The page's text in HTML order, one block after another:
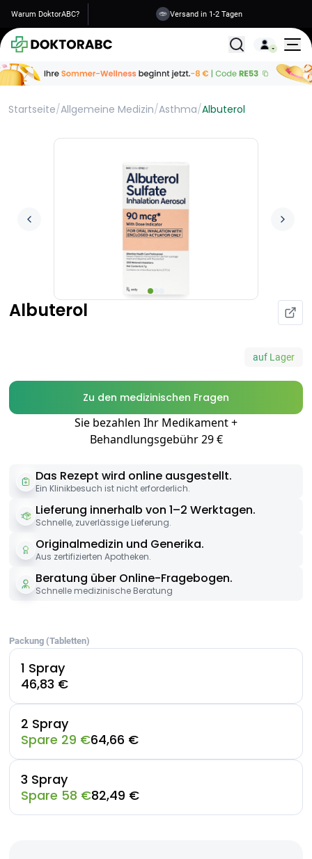
Warum DoktorABC? Versand in 1-2 Tagen
Alle
Startseite/Allgemeine Medizin/Asthma/Albuterol
Albuterol
auf Lager
Zu den medizinischen Fragen
Sie bezahlen Ihr Medikament +
Behandlungsgebühr 29 €
Das Rezept wird online ausgestellt.
Ein Klinikbesuch ist nicht erforderlich.
Lieferung innerhalb von 1–2 Werktagen.
Schnelle, zuverlässige Lieferung.
Originalmedizin und Generika.
Aus zertifizierten Apotheken.
Beratung über Online-Fragebogen.
Schnelle medizinische Beratung
Packung (Tabletten)
1 Spray
46,83 €
2 Spray
Spare 29 €64,66 €
3 Spray
Spare 58 €82,49 €